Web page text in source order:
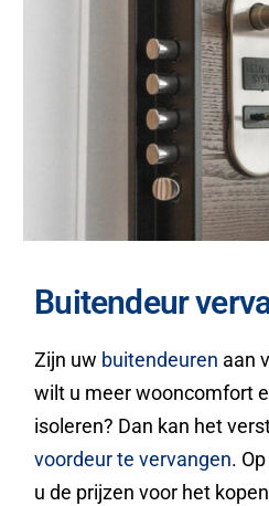
Buitendeur
Zijn uw buitendeuren aan
wilt u meer wooncomfort
isoleren? Dan kan het
voordeur te vervangen.
u de prijzen voor het